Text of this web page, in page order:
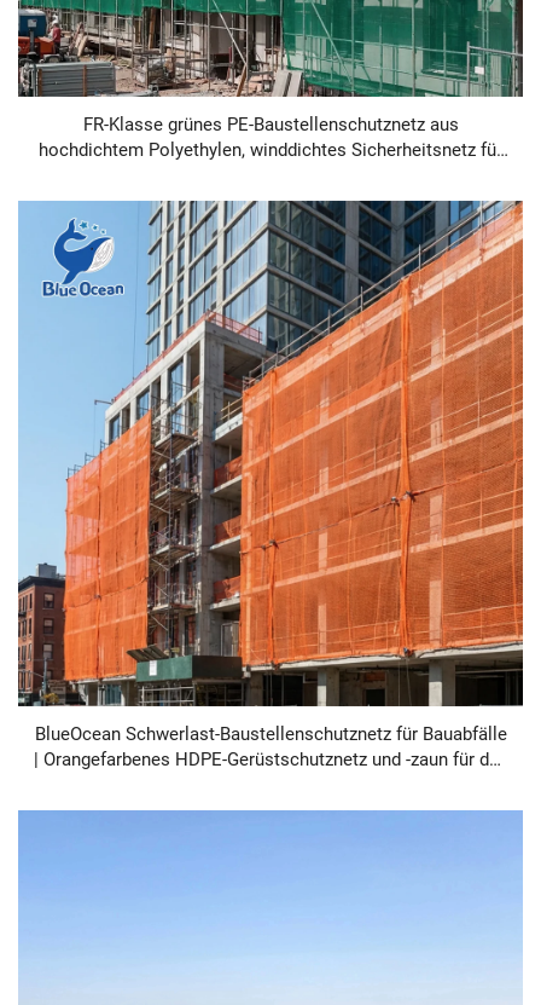
FR-Klasse grünes PE-Baustellenschutznetz aus
hochdichtem Polyethylen, winddichtes Sicherheitsnetz für
BlueOcean Schwerlast-Baustellenschutznetz für Bauabfälle
| Orangefarbenes HDPE-Gerüstschutznetz und -zaun für den